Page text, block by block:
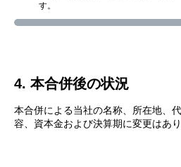
す。
4. 本合併後の状況
本合併による当社の名称、所在地、
容、資本金および決算期に変更はあり